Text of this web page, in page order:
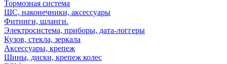
Тормозная система
ШС, наконечники, аксессуары
Фитинги, шланги.
Электросистема, приборы, дата-логгеры
Кузов, стекла, зеркала
Аксессуары, крепеж
Шины, диски, крепеж колес